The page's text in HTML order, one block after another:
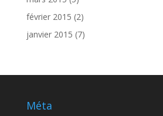
février 2015 (2)
janvier 2015 (7)
Méta